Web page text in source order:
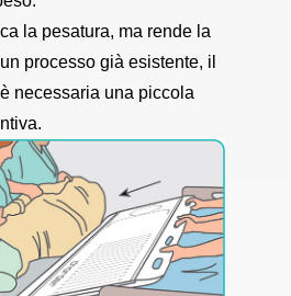
la pesatura, ma rende la
processo già esistente, il
necessaria una piccola